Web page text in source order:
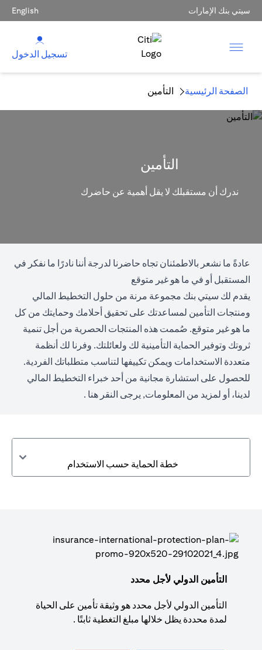
سيتي بنك الإمارات English
تسجيل الدخول
الصفحة الرئيسية التأمين
التأمين
ندرك أن مستقبلك لا يقل أهمية عن حاضرك
عادةً ما نشعر بالاطمئنان تجاه حاضرنا لدرجة أننا نادرًا ما نفكر في
المستقبل أو في ما هو غير متوقع
يقدم لك سيتي بنك مجموعة مرنة من حلول التخطيط المالي
ومنتجات التأمين لمساعدتك على تحقيق أحلامك وحمايتك من كل
ما هو غير متوقع. صُممت هذه المنتجات الحصرية من أجل تنمية
ثروتك وتوفير الحماية التأمينية لك ولعائلتك. وفرنا لك أنظمة
متعددة الاستخدامات ويمكن تكييفها لتناسب متطلباتك الفردية.
للحصول على استشارة مجانية من أحد خبراء التخطيط المالي
لدينا، أو لمزيد من المعلومات, يرجى النقر هنا .
خطة الحماية حسب الاستخدام
التأمين الدولي لأجل محدد
التأمين الدولي لأجل محدد هو وثيقة تأمين على الحياة
لمدة محددة يظل خلالها مبلغ التغطية ثابتًا .